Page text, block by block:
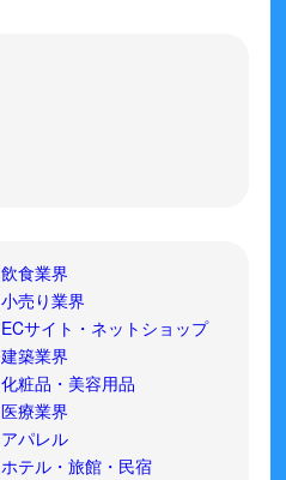
飲食業界
小売り業界
ECサイト・ネットショップ
建築業界
化粧品・美容用品
医療業界
アパレル
ホテル・旅館・民宿